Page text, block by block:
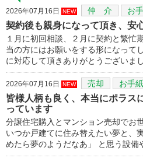
2026年07月16日 NEW 仲 介 お
契約後も親身になって頂き、安
１月に初回相談、２月に契約と繁忙
当の方にはお願いをする形になって
に対応して頂きありがとうございまし
2026年07月16日 NEW 売却 お手紙
皆様人柄も良く、本当にポラス
っています
分譲住宅購入とマンション売却でお
いつか戸建てに住み替えたい夢と、
めたら夢のようだなあ」 と思う設備